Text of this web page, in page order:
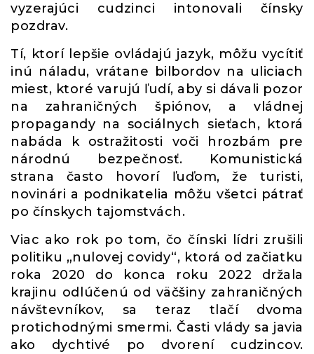
vyzerajúci cudzinci intonovali čínsky
pozdrav.
Tí, ktorí lepšie ovládajú jazyk, môžu vycítiť
inú náladu, vrátane bilbordov na uliciach
miest, ktoré varujú ľudí, aby si dávali pozor
na zahraničných špiónov, a vládnej
propagandy na sociálnych sieťach, ktorá
nabáda k ostražitosti voči hrozbám pre
národnú bezpečnosť. Komunistická
strana často hovorí ľuďom, že turisti,
novinári a podnikatelia môžu všetci pátrať
po čínskych tajomstvách.
Viac ako rok po tom, čo čínski lídri zrušili
politiku „nulovej covidy“, ktorá od začiatku
roka 2020 do konca roku 2022 držala
krajinu odlúčenú od väčšiny zahraničných
návštevníkov, sa teraz tlačí dvoma
protichodnými smermi. Časti vlády sa javia
ako dychtivé po dvorení cudzincov.